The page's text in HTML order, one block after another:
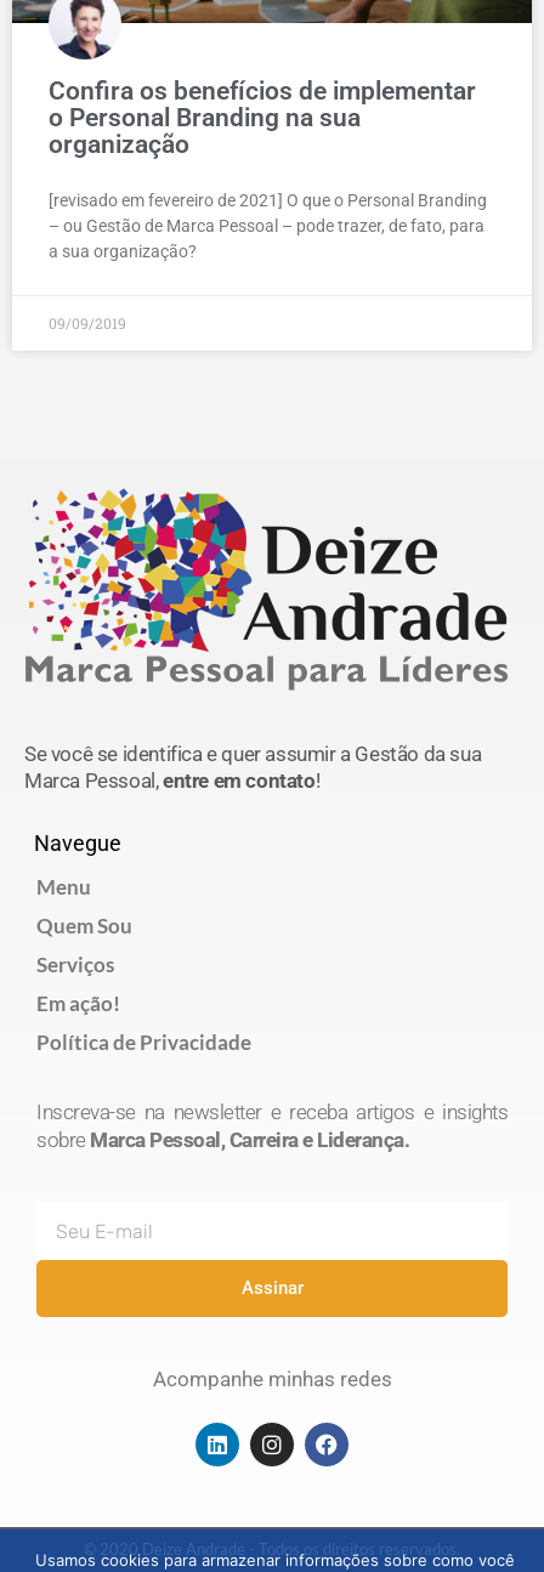
Confira os benefícios de implementar
o Personal Branding na sua
organização
[revisado em fevereiro de 2021] O que o Personal Branding
– ou Gestão de Marca Pessoal – pode trazer, de fato, para
a sua organização?
09/09/2019
Se você se identifica e quer assumir a Gestão da sua
Marca Pessoal,entre em contato!
Navegue
Menu
Quem Sou
Serviços
Em ação!
Política de Privacidade
Inscreva-se na newsletter e receba artigos e insights
sobre Marca Pessoal, Carreira e Liderança.
mail
Assinar
Acompanhe minhas redes
L
i
d
i
I
n
g
r
F
a
o
o
© 2020 Deize Andrade - Todos os direitos reservados.
Usamos cookies para armazenar informações sobre como você